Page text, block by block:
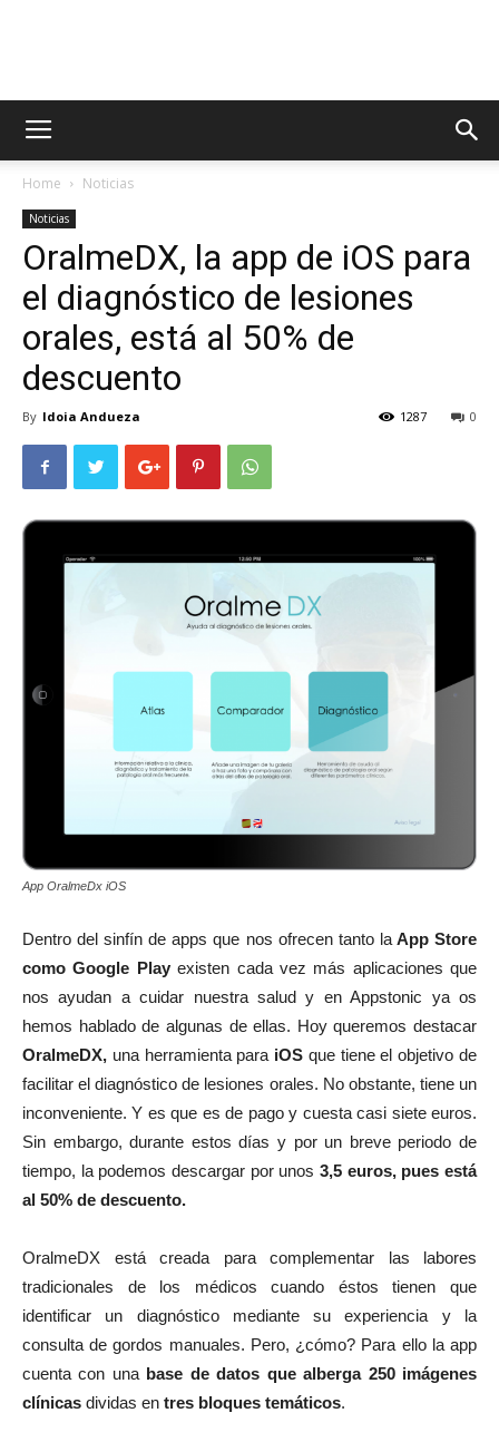
AppsTonic
Home Noticias
Noticias
OralmeDX, la app de iOS para
el diagnóstico de lesiones
orales, está al 50% de
descuento
By Idoia Andueza 0
1287
App OralmeDx iOS
Dentro del sinfín de apps que nos ofrecen tanto laApp Store
como Google Playexisten cada vez más aplicaciones que
nos ayudan a cuidar nuestra salud y en Appstonic ya os
hemos hablado de algunas de ellas. Hoy queremos destacar
OralmeDX, una herramienta para iOS que tiene el objetivo de
facilitar el diagnóstico de lesiones orales. No obstante, tiene un
inconveniente. Y es que es de pago y cuesta casi siete euros.
Sin embargo, durante estos días y por un breve periodo de
tiempo, la podemos descargar por unos 3,5 euros, pues está
al 50% de descuento.
OralmeDX está creada para complementar las labores
tradicionales de los médicos cuando éstos tienen que
identificar un diagnóstico mediante su experiencia y la
consulta de gordos manuales. Pero, ¿cómo? Para ello la app
cuenta con una base de datos que alberga 250 imágenes
clínicas dividas en tres bloques temáticos.